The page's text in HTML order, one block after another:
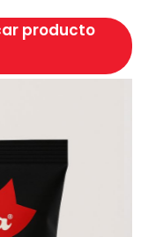
producto